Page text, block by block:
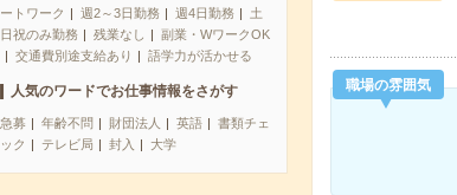
ートワーク
週2～3日勤務 週4日勤務
土
日祝のみ勤務
残業なし
副業・WワークOK
交通費別途支給あり
語学力が活かせる
人気のワードでお仕事情報をさがす
急募 年齢不問 財団法人 英語
書類チェ
ック
テレビ局 封入 大学
職場の雰囲気